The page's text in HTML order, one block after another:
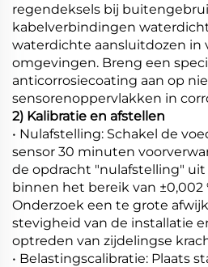
regendeksels bij
kabelverbindingen
waterdichte aansluitdozen in
omgevingen. Breng een
anticorrosiecoating aan op
sensorenoppervlakken in
2) Kalibratie en afstellen
• Nulafstelling: Schakel de
sensor 30 minuten
de opdracht "nulafstelling"
binnen het bereik van ±0,002
Onderzoek een te grote
stevigheid van de installatie
optreden van zijdelingse
• Belastingscalibratie: Plaats